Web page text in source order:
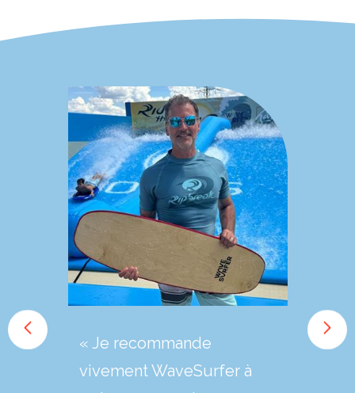
« Je recommande
vivement WaveSurfer à